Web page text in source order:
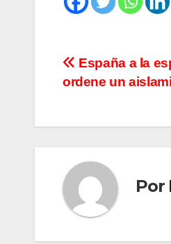
entradas
España a la
ordene un
Por